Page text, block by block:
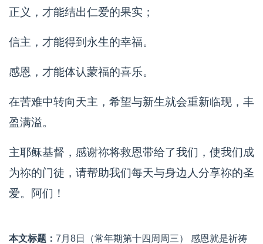
正义，才能结出仁爱的果实；
信主，才能得到永生的幸福。
感恩，才能体认蒙福的喜乐。
在苦难中转向天主，希望与新生就会重新临现，丰
盈满溢。
主耶稣基督，感谢祢将救恩带给了我们，使我们成
为祢的门徒，请帮助我们每天与身边人分享祢的圣
爱。阿们！
本文标题： 7月8日（常年期第十四周周三） 感恩就是祈祷